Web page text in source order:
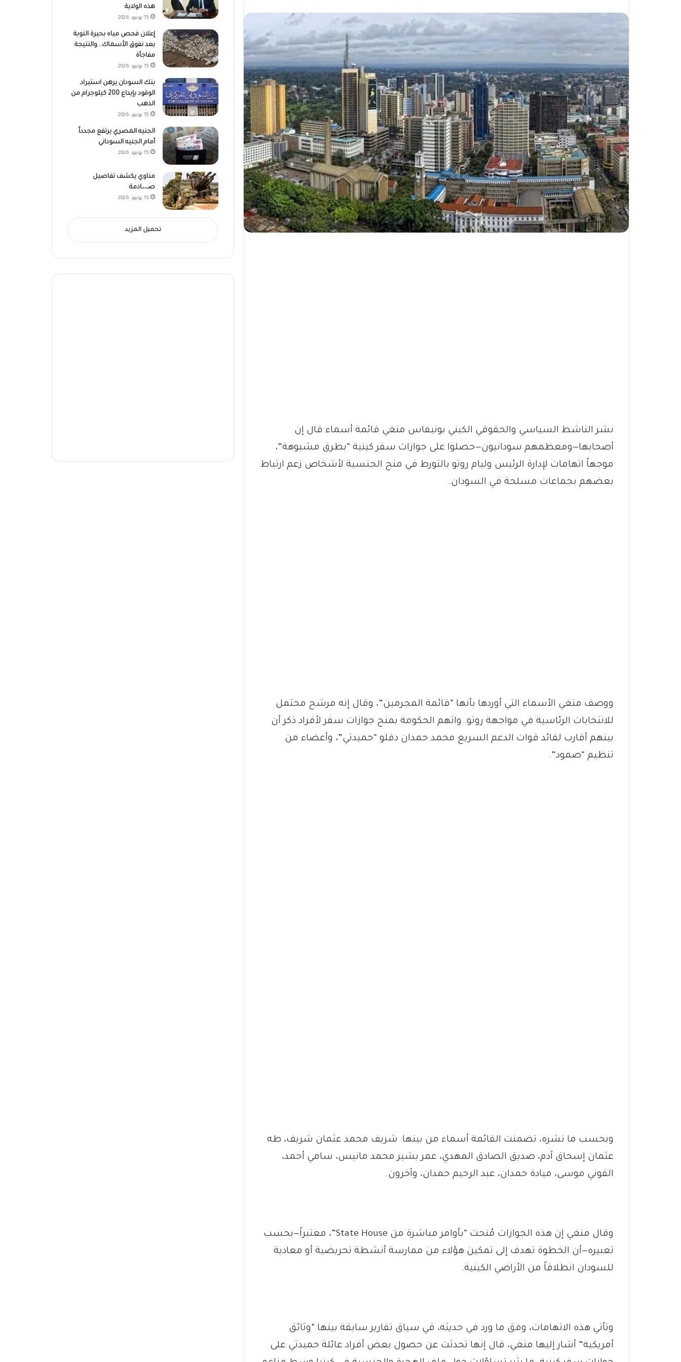
نشر الناشط السياسي والحقوقي الكيني بونيفاس منغي قائمة أسماء قال إن
أصحابها—ومعظمهم سودانيون—حصلوا على جوازات سفر كينية “بطرق مشبوهة”،
موجهاً اتهامات لإدارة الرئيس وليام روتو بالتورط في منح الجنسية لأشخاص زعم ارتباط
بعضهم بجماعات مسلحة في السودان.
ووصف منغي الأسماء التي أوردها بأنها “قائمة المجرمين”، وقال إنه مرشح محتمل
للانتخابات الرئاسية في مواجهة روتو. واتهم الحكومة بمنح جوازات سفر لأفراد ذكر أن
بينهم أقارب لقائد قوات الدعم السريع محمد حمدان دقلو “حميدتي”، وأعضاء من
تنظيم “صمود”.
وبحسب ما نشره، تضمنت القائمة أسماء من بينها: شريف محمد عثمان شريف، طه
عثمان إسحاق آدم، صديق الصادق المهدي، عمر بشير محمد مانيس، سامي أحمد،
القوني موسى، ميادة حمدان، عبد الرحيم حمدان، وآخرون.
وقال منغي إن هذه الجوازات مُنحت “بأوامر مباشرة من State House”، معتبراً—بحسب
تعبيره—أن الخطوة تهدف إلى تمكين هؤلاء من ممارسة أنشطة تحريضية أو معادية
للسودان انطلاقاً من الأراضي الكينية.
وتأتي هذه الاتهامات، وفق ما ورد في حديثه، في سياق تقارير سابقة بينها “وثائق
أمريكية” أشار إليها منغي، قال إنها تحدثت عن حصول بعض أفراد عائلة حميدتي على
هذه الولاية
15 يونيو، 2026
إعلان فحص مياه بحيرة النوبة
بعد نفوق الأسماك.. والنتيجة
مفاجأة
15 يونيو، 2026
بنك السودان يرهن استيراد
الوقود بإيداع 200 كيلوجرام من
الذهب
15 يونيو، 2026
الجنيه المصري يرتفع مجدداً
أمام الجنيه السوداني
15 يونيو، 2026
مناوي يكشف تفاصيل
صـ،،ـادمة
15 يونيو، 2026
تحميل المزيد